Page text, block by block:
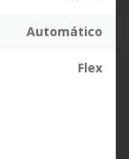
Automático
Flex